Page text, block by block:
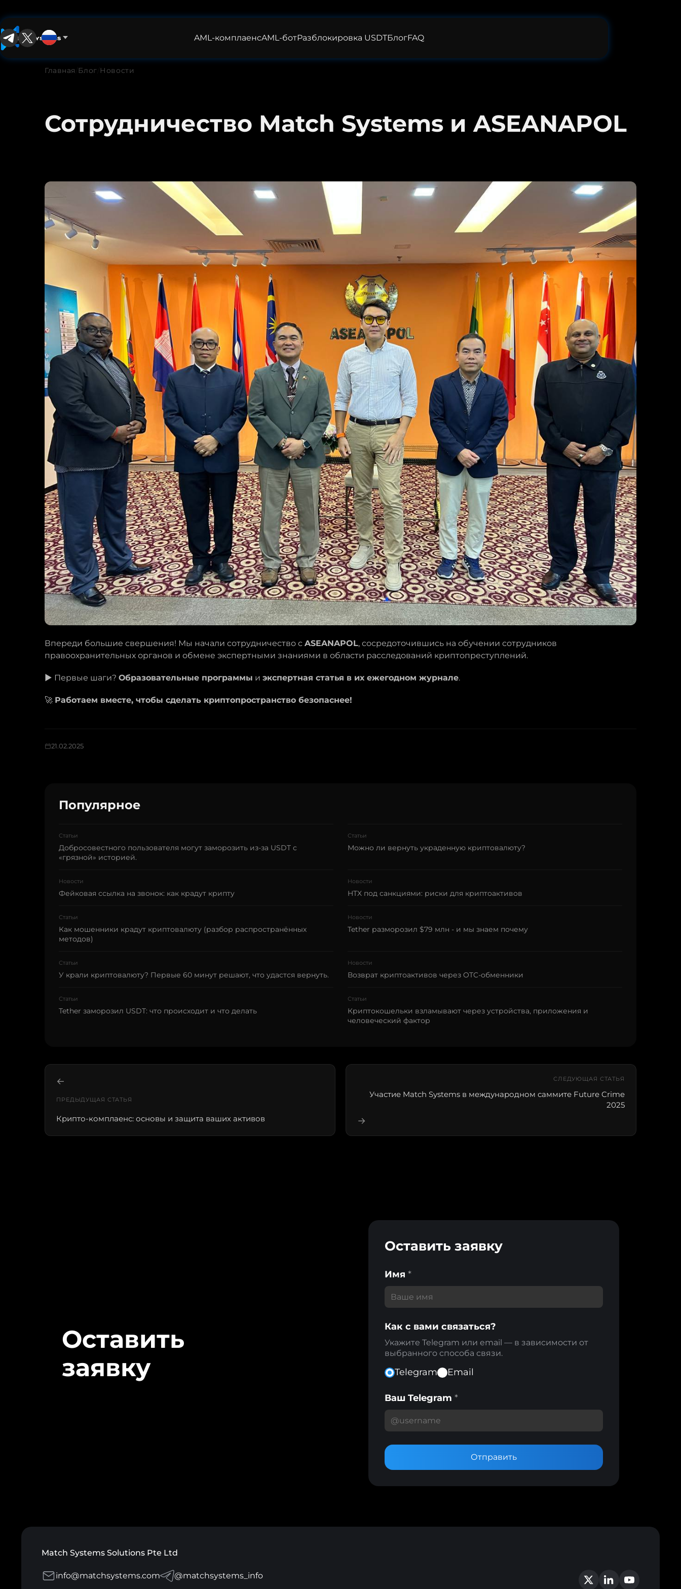
AML-комплаенсAML-ботРазблокировка USDTБлогFAQ
Русский
Français
Русский
Главная Блог Новости
Сотрудничество Match Systems и ASEANAPOL
Впереди большие свершения! Мы начали сотрудничество с ASEANAPOL, сосредоточившись на обучении сотрудников
правоохранительных органов и обмене экспертными знаниями в области расследований криптопреступлений.
▶️ Первые шаги? Образовательные программы и экспертная статья в их ежегодном журнале.
🚀 Работаем вместе, чтобы сделать криптопространство безопаснее!
21.02.2025
Популярное
Статьи
Добросовестного пользователя могут заморозить из-за USDT с
«грязной» историей.
Статьи
Можно ли вернуть украденную криптовалюту?
Новости
Фейковая ссылка на звонок: как крадут крипту
Новости
HTX под санкциями: риски для криптоактивов
Статьи
Как мошенники крадут криптовалюту (разбор распространённых
методов)
Новости
Tether разморозил $79 млн - и мы знаем почему
Статьи
У крали криптовалюту? Первые 60 минут решают, что удастся вернуть.
Новости
Возврат криптоактивов через OTC-обменники
Статьи
Tether заморозил USDT: что происходит и что делать
Статьи
Криптокошельки взламывают через устройства, приложения и
человеческий фактор
←
ПРЕДЫДУЩАЯ СТАТЬЯ
Крипто-комплаенс: основы и защита ваших активов
СЛЕДУЮЩАЯ СТАТЬЯ
Участие Match Systems в международном саммите Future Crime
2025
→
Оставить
заявку
Оставить заявку
Имя *
Как с вами связаться?
Укажите Telegram или email — в зависимости от
выбранного способа связи.
Telegram Email
Ваш Telegram *
Отправить
Match Systems Solutions Pte Ltd
info@matchsystems.com @matchsystems_info